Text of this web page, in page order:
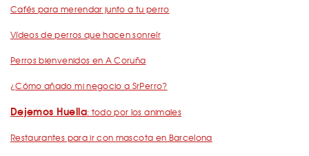
Cafés para merendar junto a tu perro
Vídeos de perros que hacen sonreír
Perros bienvenidos en A Coruña
¿Cómo añado mi negocio a SrPerro?
Dejemos Huella: todo por los animales
Restaurantes para ir con mascota en Barcelona